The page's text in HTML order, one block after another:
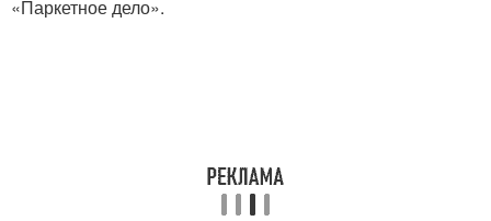
«Паркетное дело».